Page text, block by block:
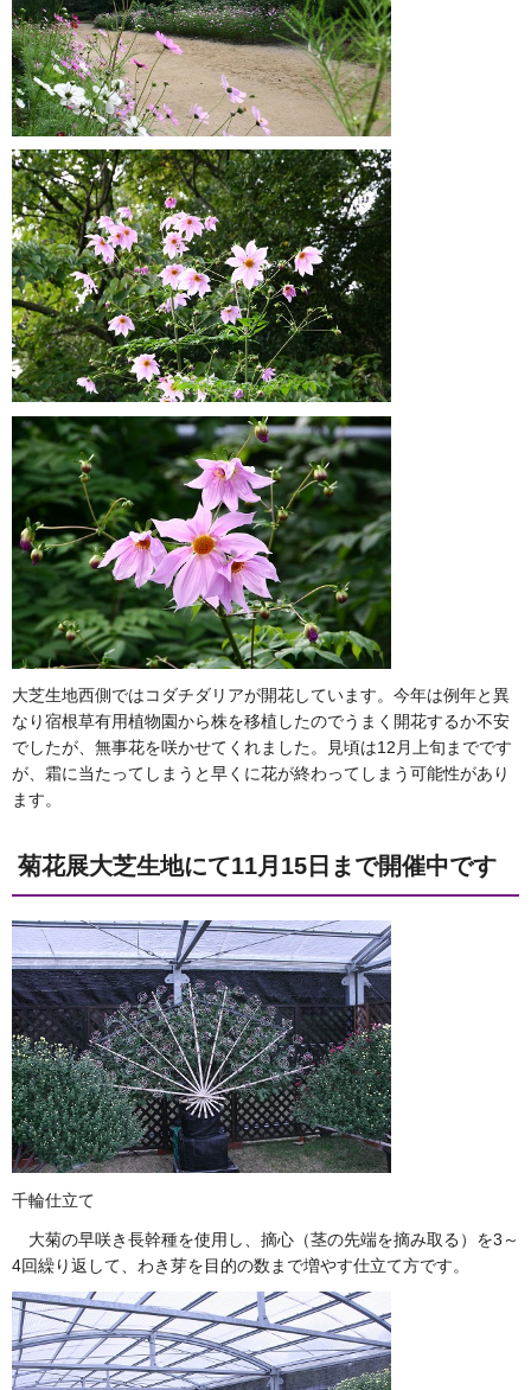
大芝生地西側ではコダチダリアが開花しています。今年は例年と異
なり宿根草有用植物園から株を移植したのでうまく開花するか不安
でしたが、無事花を咲かせてくれました。見頃は12月上旬までです
が、霜に当たってしまうと早くに花が終わってしまう可能性があり
ます。
菊花展大芝生地にて11月15日まで開催中です
千輪仕立て
大菊の早咲き長幹種を使用し、摘心（茎の先端を摘み取る）を3～
4回繰り返して、わき芽を目的の数まで増やす仕立て方です。